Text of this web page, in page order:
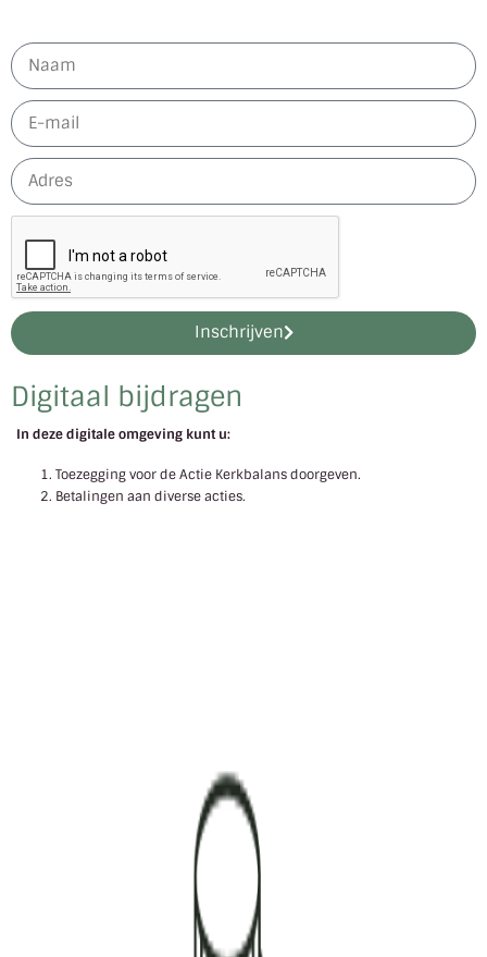
Digitaal bijdragen
In deze digitale omgeving kunt u:
Toezegging voor de Actie Kerkbalans doorgeven.
Betalingen aan diverse acties.
Inschrijven